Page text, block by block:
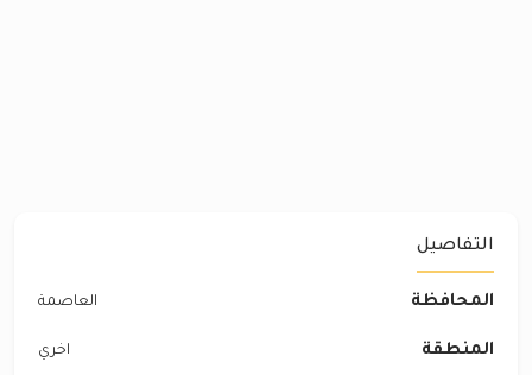
التفاصيل
المحافظة العاصمة
المنطقة اخري